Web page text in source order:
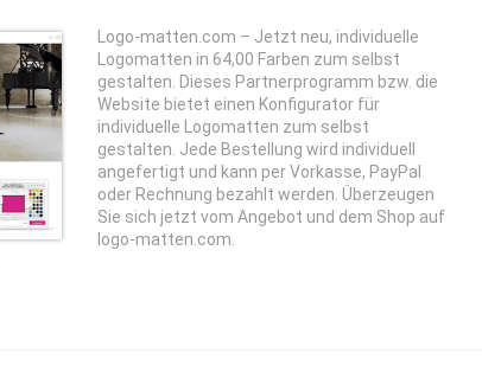
Logo-matten.com – Jetzt neu, individuelle
Logomatten in 64,00 Farben zum selbst
gestalten. Dieses Partnerprogramm bzw. die
Website bietet einen Konfigurator für
individuelle Logomatten zum selbst
gestalten. Jede Bestellung wird individuell
angefertigt und kann per Vorkasse, PayPal
oder Rechnung bezahlt werden. Überzeugen
Sie sich jetzt vom Angebot und dem Shop auf
logo-matten.com.